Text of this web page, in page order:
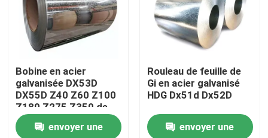
Visite d'usine
Contrôle de qualité
Contactez-nous
Bobine en acier
galvanisée DX53D
DX55D Z40 Z60 Z100
Z180 Z275 Z350 de
bande d'immersion
chaudeenvoyer une
Rouleau de feuille de
Gi en acier galvanisé
HDG Dx51d Dx52D
envoyer une